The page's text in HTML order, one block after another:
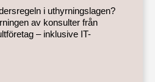
i uthyrningslagen?
av konsulter från
– inklusive IT-